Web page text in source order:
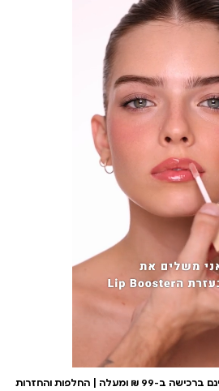
עלות משלוח 19 ₪ | משלוח חינם ברכישה ב-99 ₪ ומעלה | החלפות והחזרות